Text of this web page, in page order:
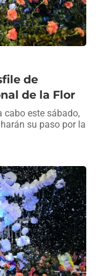
de
de la Flor
cabo este sábado,
su paso por la